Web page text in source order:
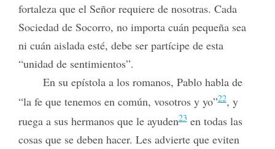
fortaleza que el Señor requiere de nosotras. Cada
Sociedad de Socorro, no importa cuán pequeña sea
ni cuán aislada esté, debe ser partícipe de esta
“unidad de sentimientos”.
En su epístola a los romanos, Pablo habla de
“la fe que tenemos en común, vosotros y yo”22, y
ruega a sus hermanos que le ayuden23en todas las
cosas que se deben hacer. Les advierte que eviten